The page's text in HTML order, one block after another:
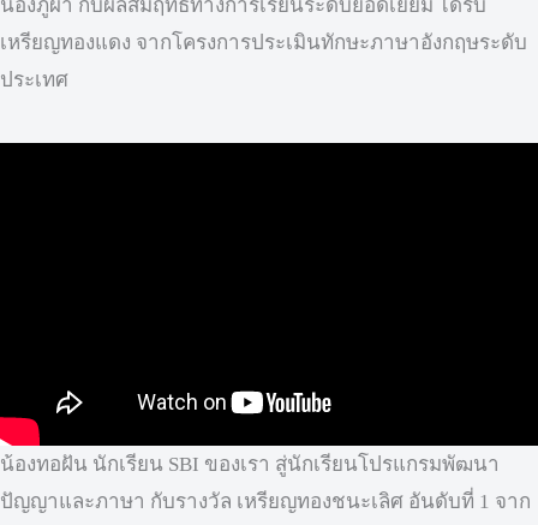
น้องภูผา กับผลสัมฤทธิ์ทางการเรียนระดับยอดเยี่ยม ได้รับ
เหรียญทองแดง จากโครงการประเมินทักษะภาษาอังกฤษระดับ
ประเทศ
น้องทอฝัน นักเรียน SBI ของเรา สู่นักเรียนโปรแกรมพัฒนา
ปัญญาและภาษา กับรางวัล เหรียญทองชนะเลิศ อันดับที่ 1 จาก